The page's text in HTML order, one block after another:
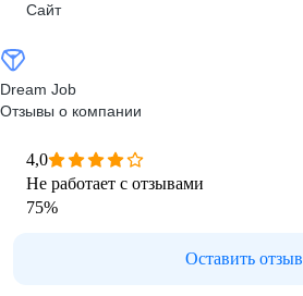
Сайт
Dream Job
Отзывы о компании
4,0
Не работает с отзывами
75%
Оставить отзыв